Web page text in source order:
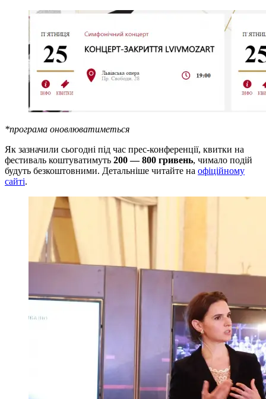
*програма оновлюватиметься
Як зазначили сьогодні під час прес-конференції, квитки на
фестиваль коштуватимуть 200 — 800 гривень, чимало подій
будуть безкоштовними. Детальніше читайте на офіційному
сайті.